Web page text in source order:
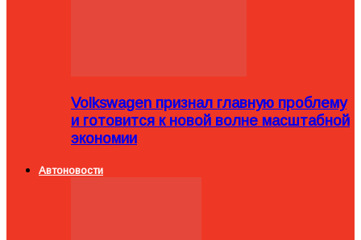
Volkswagen признал главную проблему
и готовится к новой волне масштабной
экономии
Автоновости